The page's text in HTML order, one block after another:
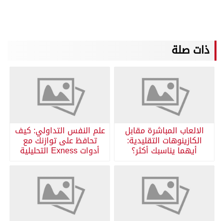
ذات صلة
الالعاب المباشرة مقابل
الكازينوهات التقليدية:
أيهما يناسبك أكثر؟
علم النفس التداولي: كيف
تحافظ على توازنك مع
أدوات Exness التحليلية